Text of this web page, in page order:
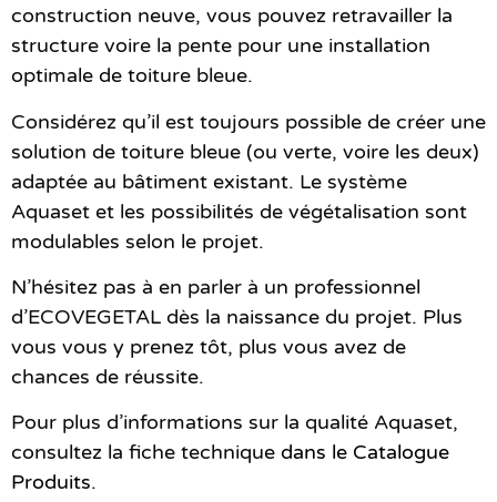
construction neuve, vous pouvez retravailler la
structure voire la pente pour une installation
optimale de toiture bleue.
Considérez qu’il est toujours possible de créer une
solution de toiture bleue (ou verte, voire les deux)
adaptée au bâtiment existant. Le système
Aquaset et les possibilités de végétalisation sont
modulables selon le projet.
N’hésitez pas à en parler à un professionnel
d’ECOVEGETAL dès la naissance du projet. Plus
vous vous y prenez tôt, plus vous avez de
chances de réussite.
Pour plus d’informations sur la qualité Aquaset,
consultez la fiche technique dans le Catalogue
Produits.